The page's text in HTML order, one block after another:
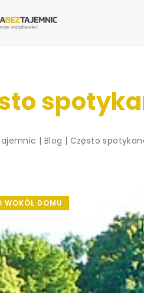
| Blog | Często
WOKÓŁ DOMU
PRZEMYSŁ I TECHNIKA